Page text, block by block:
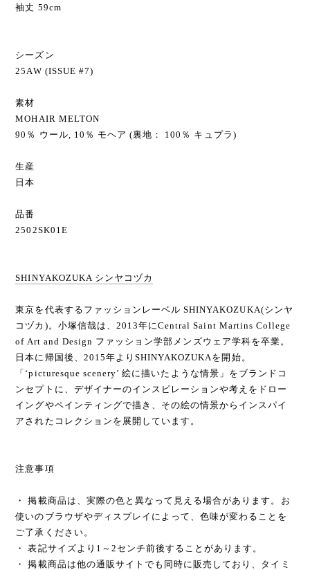
袖丈 59cm
シーズン
25AW (ISSUE #7)
素材
MOHAIR MELTON
90％ ウール, 10％ モヘア (裏地： 100％ キュプラ)
生産
日本
品番
2502SK01E
SHINYAKOZUKA シンヤコヅカ
東京を代表するファッションレーベル SHINYAKOZUKA(シンヤ
コヅカ)。小塚信哉は、2013年にCentral Saint Martins College
of Art and Design ファッション学部メンズウェア学科を卒業。
日本に帰国後、2015年よりSHINYAKOZUKAを開始。
「‘picturesque scenery’ 絵に描いたような情景」をブランドコ
ンセプトに、デザイナーのインスピレーションや考えをドロー
イングやペインティングで描き、その絵の情景からインスパイ
アされたコレクションを展開しています。
注意事項
・ 掲載商品は、実際の色と異なって見える場合があります。お
使いのブラウザやディスプレイによって、色味が変わることを
ご了承ください。
・ 表記サイズより1～2センチ前後することがあります。
・ 掲載商品は他の通販サイトでも同時に販売しており、タイミ